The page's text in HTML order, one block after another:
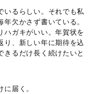
いるらしい。それでも私
欠かさず書いている。
ハガキがいい。年賀状を
り、新しい年に期待を込
きるだけ長く続けたいと
届く。